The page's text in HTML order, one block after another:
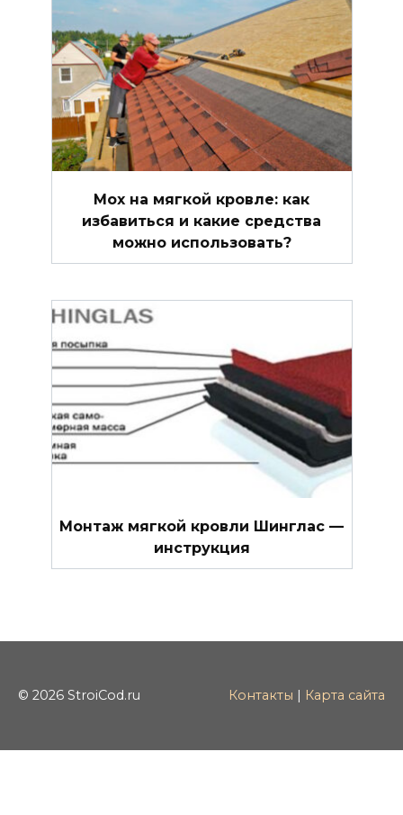
Мох на мягкой кровле: как
избавиться и какие средства
можно использовать?
Монтаж мягкой кровли Шинглас —
инструкция
© 2026 StroiCod.ru Контакты Карта сайта